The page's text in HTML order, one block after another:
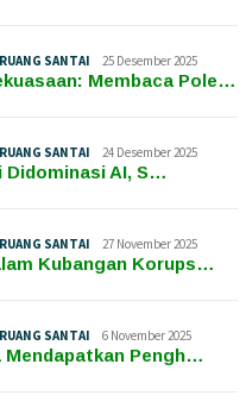
RUANG SANTAI 25 Desember 2025
Membaca Pole…
RUANG SANTAI 24 Desember 2025
Didominasi AI, S…
RUANG SANTAI 27 November 2025
Kubangan Korups…
RUANG SANTAI 6 November 2025
Mendapatkan Pengh…